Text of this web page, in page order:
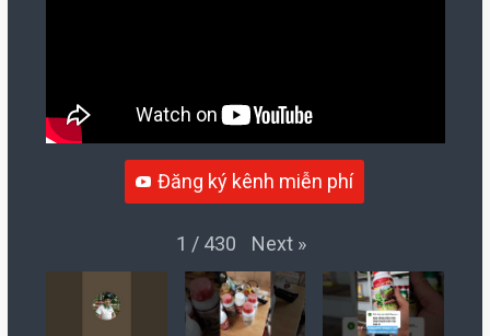
Đăng ký kênh miễn phí
1 / 430 Next »